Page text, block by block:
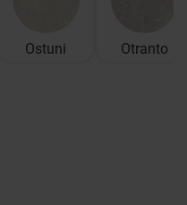
Ostuni Otranto